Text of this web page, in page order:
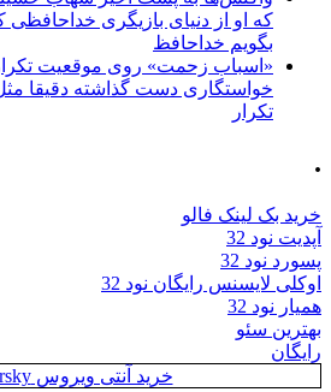
که او از دنیای بازیگری
بگویم خداحافظ
«اسباب زحمت» روی موقعیت
تکرار
.
خرید بک لینک فالو
آپدیت نود 32
پسورد نود 32
اوکلی لایسنس رایگان نود 32
همیار نود 32
بهترین سئو
رایگان
خرید آنتی ویروس Kaspersky